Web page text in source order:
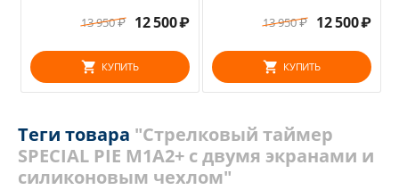
13 950₽ 12 500₽
КУПИТЬ
13 950₽ 12 500₽
КУПИТЬ
Теги товара "Стрелковый таймер
SPECIAL PIE M1A2+ с двумя экранами и
силиконовым чехлом"